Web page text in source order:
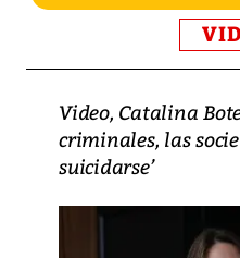
Video, Catalina
criminales, las
suicidarse’